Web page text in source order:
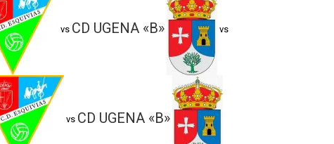
vs CD UGENA «B» vs
vs CD UGENA «B»